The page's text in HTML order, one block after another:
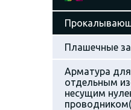
Плашечные
Арматура
отдельным
несущим